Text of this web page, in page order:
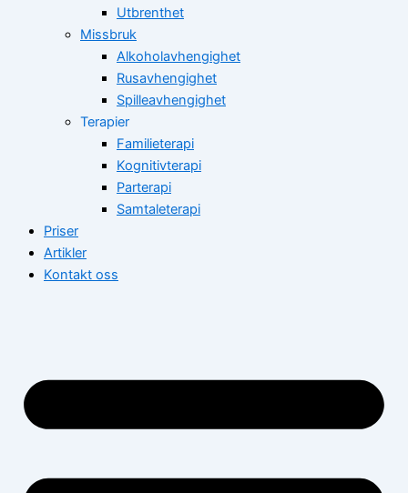
Utbrenthet
Missbruk
Alkoholavhengighet
Rusavhengighet
Spilleavhengighet
Terapier
Familieterapi
Kognitivterapi
Parterapi
Samtaleterapi
Priser
Artikler
Kontakt oss